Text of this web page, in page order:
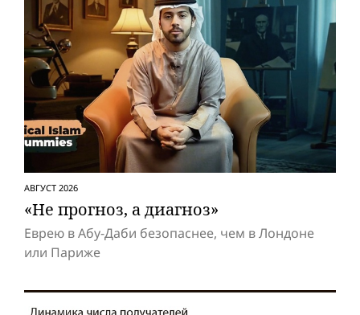
АВГУСТ 2026
«Не прогноз, а диагноз»
Еврею в Абу-Даби безопаснее, чем в Лондоне
или Париже